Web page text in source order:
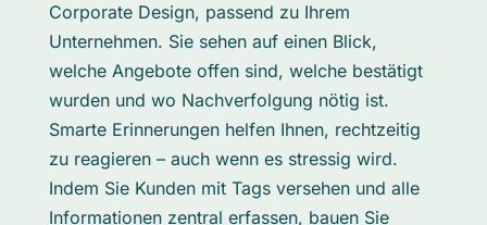
Corporate Design, passend zu Ihrem
Unternehmen. Sie sehen auf einen Blick,
welche Angebote offen sind, welche bestätigt
wurden und wo Nachverfolgung nötig ist.
Smarte Erinnerungen helfen Ihnen, rechtzeitig
zu reagieren – auch wenn es stressig wird.
Indem Sie Kunden mit Tags versehen und alle
Informationen zentral erfassen, bauen Sie